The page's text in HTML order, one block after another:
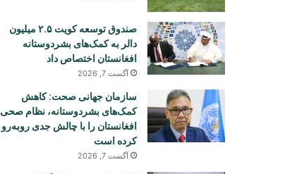
صندوق توسعه کویت ۲.۵ میلیون
دالر به کمک‌های بشردوستانه
افغانستان اختصاص داد
آگست 7, 2026
سازمان جهانی صحت: کاهش
کمک‌های بشردوستانه، نظام صحی
افغانستان را با چالش جدی روبه‌رو
کرده است
آگست 7, 2026